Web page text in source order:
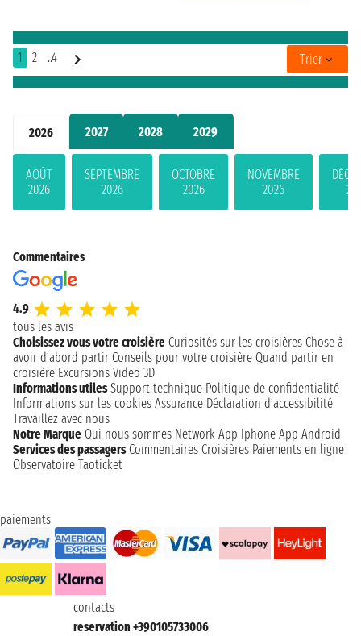
2026 2027 2028 2029
AOÛT
2026
SEPTEMBRE
2026
OCTOBRE
2026
NOVEMBRE
2026
1 2 ..4 Trier
Commentaires
4.9
tous les avis
Choisissez vous votre croisière Curiosités sur les croisières Chose à
avoir d’abord partir Conseils pour votre croisière Quand partir en
croisière Excursions Video 3D
Informations utiles Support technique Politique de confidentialité
Informations sur les cookies Assurance Déclaration d’accessibilité
Travaillez avec nous
Notre Marque Qui nous sommes Network App Iphone App Android
Services des passagers Commentaires Croisières Paiements en ligne
Observatoire Taoticket
paiements
contacts
reservation +390105733006